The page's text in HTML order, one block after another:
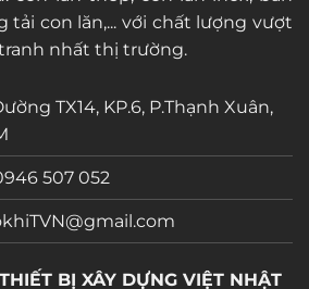
tải con lăn,... với chất lượng vượt
nhất thị trường.
TX14, KP.6, P.Thạnh Xuân,
507 052
BỊ XÂY DỰNG VIỆT NHẬT